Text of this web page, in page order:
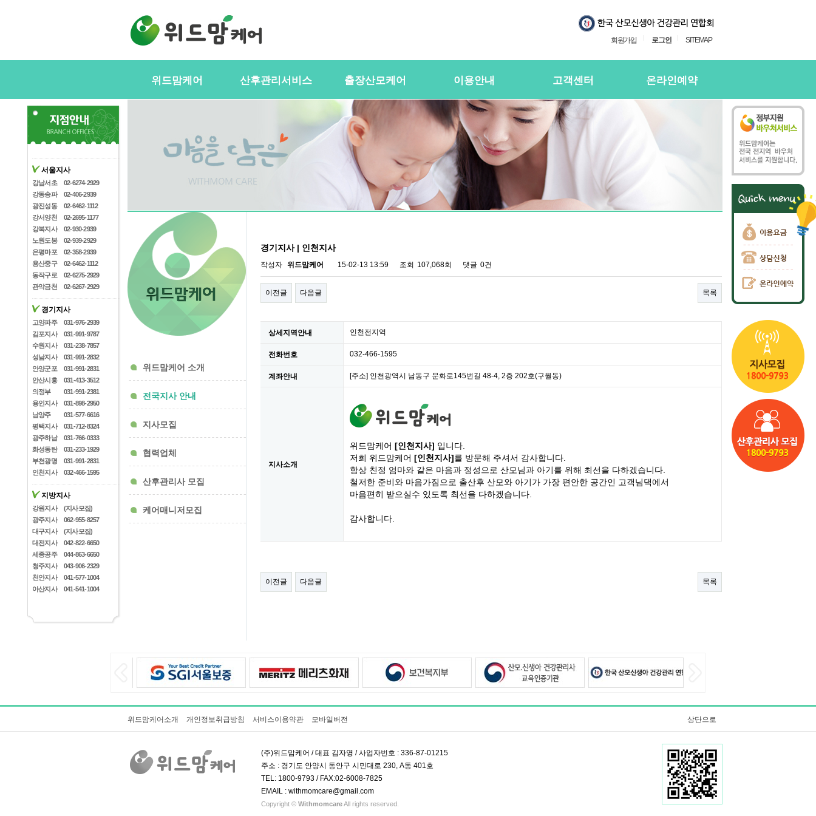
회원가입 로그인 SITEMAP
위드맘케어
지사모집
산후관리사모집
산후관리서비스
스
산후관리사 업무
출장산모케어
산전바디케어
산후바디케어
케어매니저 자격요건
유의사항
이용안내
이용절차
이용요금
대여용품
이용약관
고객센터
공지사항
문의하기
이용후기
자주하는질문
상담신청
상담신청 확인
온라인예약
온라인예약
온라인 예약확인
위드맘케어 소개
전국지사 안내
지사모집
협력업체
산후관리사 모집
케어매니저모집
서울지사
강남서초
02-6274-2929
강동송파
02-406-2939
광진성동
02-6462-1112
강서양천
02-2695-1177
강북지사
02-930-2939
노원도봉
02-939-2929
은평마포
02-358-2939
용산중구
02-6462-1112
동작구로
02-6275-2929
관악금천
02-6267-2929
경기지사
고양파주
031-976-2939
김포지사
031-991-9787
수원지사
031-238-7857
성남지사
031-991-2832
안양군포
031-991-2831
안산시흥
031-413-3512
의정부
031-991-2381
용인지사
031-898-2950
남양주
031-577-6616
평택지사
031-712-8324
광주하남
031-766-0333
화성동탄
031-233-1929
부천광명
031-991-2831
인천지사
032-466-1595
지방지사
강원지사
(지사모집)
광주지사
062-955-8257
대구지사
(지사모집)
대전지사
042-822-6650
세종공주
044-863-6650
청주지사
043-906-2329
천안지사
041-577-1004
아산지사
041-541-1004
경기지사 | 인천지사
작성자 위드맘케어 15-02-13 13:59 조회 107,068회 댓글 0건
이전글 다음글 목록
상세지역안내 인천전지역
전화번호 032-466-1595
계좌안내 [주소] 인천광역시 남동구 문화로145번길 48-4, 2층 202호(구월동)
지사소개
위드맘케어 [인천지사] 입니다.
저희 위드맘케어 [인천지사]를 방문해 주셔서 감사합니다.
항상 친정 엄마와 같은 마음과 정성으로 산모님과 아기를 위해 최선을 다하겠습니다.
철저한 준비와 마음가짐으로 출산후 산모와 아기가 가장 편안한 공간인 고객님댁에서
마음편히 받으실수 있도록 최선을 다하겠습니다.
감사합니다.
이전글 다음글 목록
위드맘케어소개 개인정보취급방침 서비스이용약관 모바일버전 상단으로
(주)위드맘케어 / 대표 김자영 / 사업자번호 : 336-87-01215
주소 : 경기도 안양시 동안구 시민대로 230, A동 401호
TEL: 1800-9793 / FAX:02-6008-7825
EMAIL : withmomcare@gmail.com
Copyright © WithmomcareAll rights reserved.